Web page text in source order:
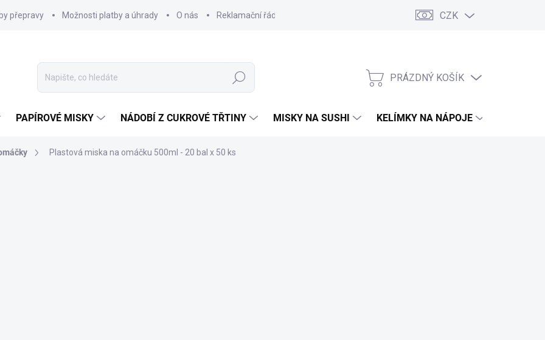
přepravy Možnosti platby a úhrady O nás Reklamační řád Moje objednávka
CZK
Hledat
NÁKUPNÍ
PRÁZDNÝ KOŠÍK
PAPÍROVÉ MISKY NÁDOBÍ Z CUKROVÉ TŘTINY MISKY NA SUSHI KELÍMKY NA NÁPOJE
Plastová miska na omáčku 500ml - 20 bal x 50 ks